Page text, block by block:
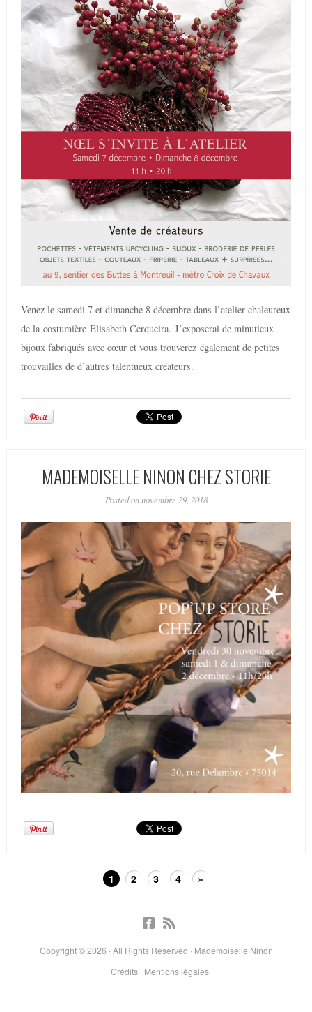
Venez le samedi 7 et dimanche 8 décembre dans l’atelier chaleureux
de la costumière Elisabeth Cerqueira. J’exposerai de minutieux
bijoux fabriqués avec cœur et vous trouverez également de petites
trouvailles de d’autres talentueux créateurs.
MADEMOISELLE NINON CHEZ STORIE
Posted on novembre 29, 2018
1 2 3 4 »
Copyright © 2026 · All Rights Reserved · Mademoiselle Ninon
Crédits
Mentions légales